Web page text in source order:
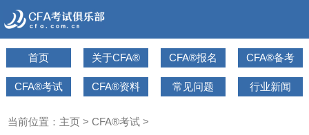
首页 关于CFA® CFA®报名 CFA®备考
CFA®考试 CFA®资料 常见问题 行业新闻
当前位置： 主页> CFA®考试>